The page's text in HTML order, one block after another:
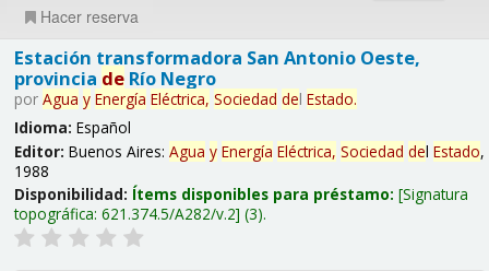
Hacer reserva
Estación transformadora San Antonio Oeste,
provincia deRío Negro
por Agua y Energía Eléctrica, Sociedad del Estado.
Idioma: Español
Editor: Buenos Aires: Agua y Energía Eléctrica, Sociedad del Estado,
1988
Disponibilidad: Ítems disponibles para préstamo: Signatura
topográfica: 621.374.5/A282/v.2 (3).